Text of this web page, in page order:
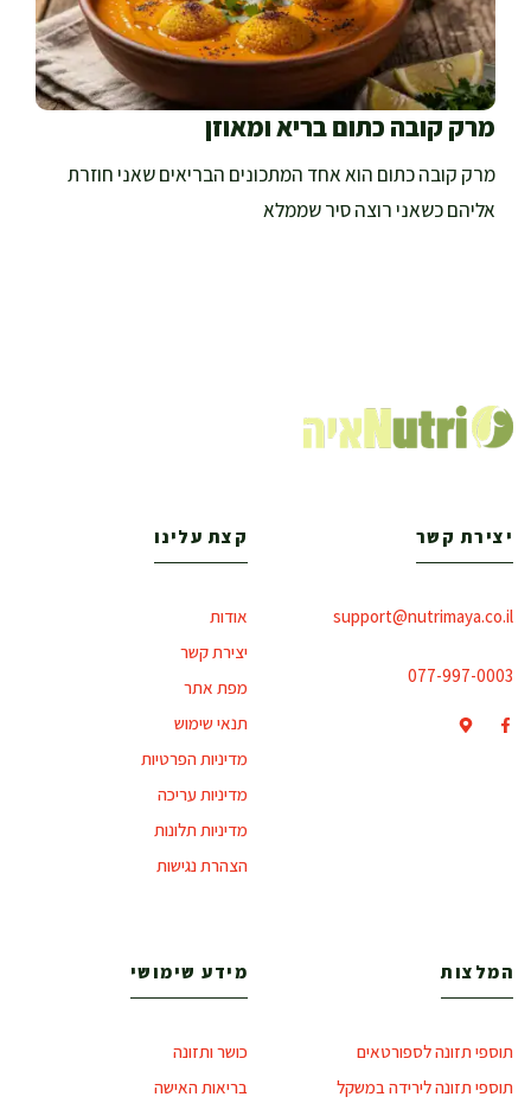
מרק קובה כתום בריא ומאוזן
מרק קובה כתום הוא אחד המתכונים הבריאים שאני חוזרת
אליהם כשאני רוצה סיר שממלא
יצירת קשר
support@nutrimaya.co.il
077-997-0003
קצת עלינו
אודות
יצירת קשר
מפת אתר
תנאי שימוש
מדיניות הפרטיות
מדיניות עריכה
מדיניות תלונות
הצהרת נגישות
המלצות
תוספי תזונה לספורטאים
תוספי תזונה לירידה במשקל
מידע שימושי
כושר ותזונה
בריאות האישה